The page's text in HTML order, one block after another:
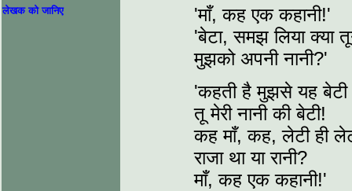
लेखक को जानिए
'माँ, कह एक कहानी!'
'बेटा, समझ लिया क्या
मुझको अपनी नानी?'
'कहती है मुझसे यह बेटी
तू मेरी नानी की बेटी!
कह माँ, कह, लेटी ही
राजा था या रानी?
माँ, कह एक कहानी!'